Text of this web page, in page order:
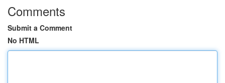
Comments
Submit a Comment
No HTML